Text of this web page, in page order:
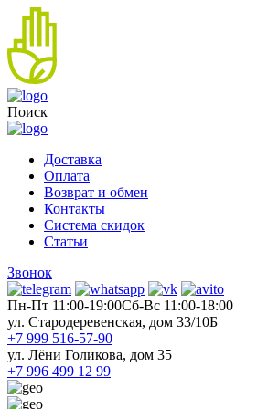
Поиск
Доставка
Оплата
Возврат и обмен
Контакты
Система скидок
Статьи
Звонок
Пн-Пт 11:00-19:00Cб-Вс 11:00-18:00
ул. Стародеревенская, дом 33/10Б
+7 999 516-57-90
ул. Лёни Голикова, дом 35
+7 996 499 12 99